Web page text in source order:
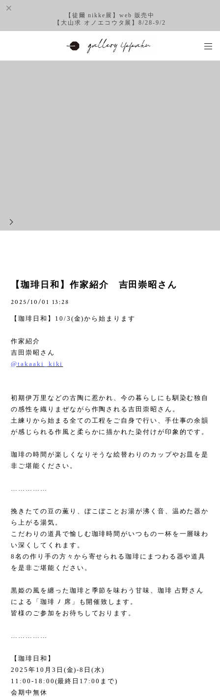
【徒爾 nikke展】web 販売中
【大山求 オノエコウタ展】8/28-9/2
【珈琲日和】作家紹介 吉田崇昭さん
2025/10/01 13:28
【珈琲日和】 10/3(金)から始まります
作家紹介
吉田崇昭さん
@takaaki_kiki
初期伊万里などの古陶に惹かれ、今の暮らしにも馴染む独自
の感性を織りまぜながら作陶される吉田崇昭さん。
土練りから始まる全ての工程をご自身で行い、手仕事の余韻
が感じられる作風と柔らかに描かれた染付けが印象的です。
珈琲の時間が楽しくなりそうな絵替わりのカップやお皿を是
非ご堪能ください。
……………
挽きたての豆の薫り、ぼこぼことお湯が沸く音、温めた器か
ら上がる湯気。
こだわりの道具で愉しむ珈琲時間がいつもの一杯を一層味わ
い深くしてくれます。
8名の作り手の方々から寄せられる珈琲にまつわる器や道具
を是非ご堪能ください。
黒姫の風を纏った珈琲と季節を味わう甘味、珈琲 占野さん
による「珈琲 ﾉ 席」も開催致します。
皆様のご参加をお待ちしております。
……………
【珈琲日和】
2025年 10 月 3 日 (金)-8 日(水)
11:00-18:00(最終日 17:00 まで)
会期中無休